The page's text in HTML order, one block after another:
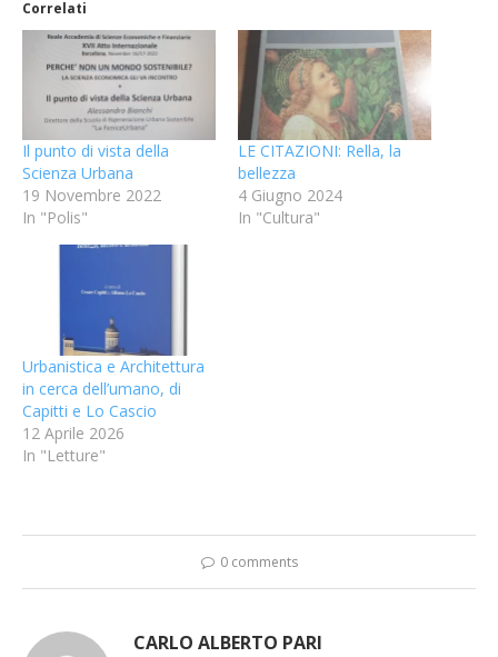
Correlati
Il punto di vista della
Scienza Urbana
19 Novembre 2022
In "Polis"
LE CITAZIONI: Rella, la
bellezza
4 Giugno 2024
In "Cultura"
Urbanistica e Architettura
in cerca dell’umano, di
Capitti e Lo Cascio
12 Aprile 2026
In "Letture"
0 comments
CARLO ALBERTO PARI